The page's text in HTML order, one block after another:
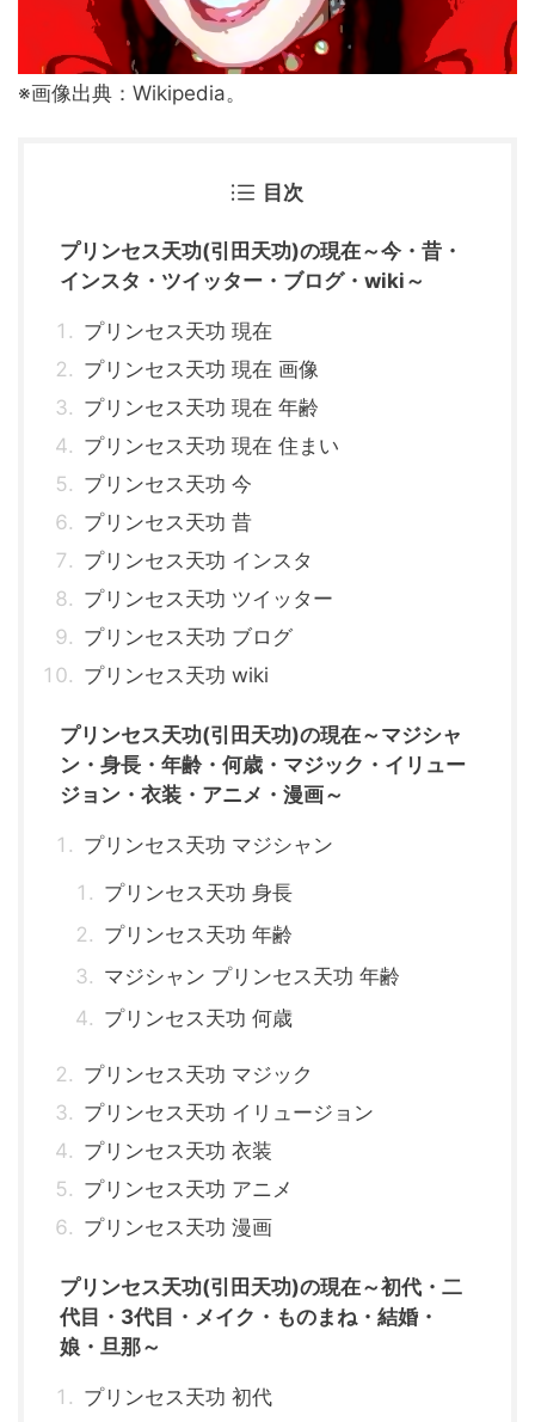
※画像出典：Wikipedia。
目次
プリンセス天功(引田天功)の現在～今・昔・
インスタ・ツイッター・ブログ・wiki～
プリンセス天功 現在
プリンセス天功 現在 画像
プリンセス天功 現在 年齢
プリンセス天功 現在 住まい
プリンセス天功 今
プリンセス天功 昔
プリンセス天功 インスタ
プリンセス天功 ツイッター
プリンセス天功 ブログ
プリンセス天功 wiki
プリンセス天功(引田天功)の現在～マジシャ
ン・身長・年齢・何歳・マジック・イリュー
ジョン・衣装・アニメ・漫画～
プリンセス天功 マジシャン
プリンセス天功 身長
プリンセス天功 年齢
マジシャン プリンセス天功 年齢
プリンセス天功 何歳
プリンセス天功 マジック
プリンセス天功 イリュージョン
プリンセス天功 衣装
プリンセス天功 アニメ
プリンセス天功 漫画
プリンセス天功(引田天功)の現在～初代・二
代目・3代目・メイク・ものまね・結婚・
娘・旦那～
プリンセス天功 初代